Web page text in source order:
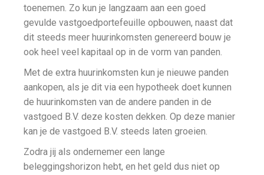
toenemen. Zo kun je langzaam aan een goed
gevulde vastgoedportefeuille opbouwen, naast dat
dit steeds meer huurinkomsten genereerd bouw je
ook heel veel kapitaal op in de vorm van panden.
Met de extra huurinkomsten kun je nieuwe panden
aankopen, als je dit via een hypotheek doet kunnen
de huurinkomsten van de andere panden in de
vastgoed B.V. deze kosten dekken. Op deze manier
kan je de vastgoed B.V. steeds laten groeien.
Zodra jij als ondernemer een lange
beleggingshorizon hebt, en het geld dus niet op